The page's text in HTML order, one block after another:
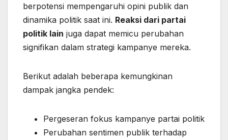
berpotensi mempengaruhi opini publik dan
dinamika politik saat ini. Reaksi dari partai
politik lain juga dapat memicu perubahan
signifikan dalam strategi kampanye mereka.
Berikut adalah beberapa kemungkinan
dampak jangka pendek:
Pergeseran fokus kampanye partai politik
Perubahan sentimen publik terhadap